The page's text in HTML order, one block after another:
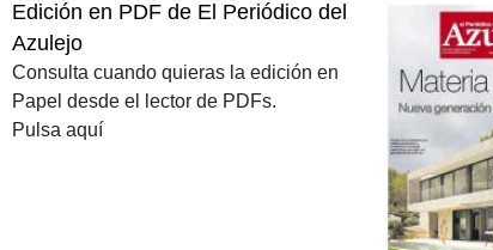
Edición en PDF de El Periódico del
Azulejo
Consulta cuando quieras la edición en
Papel desde el lector de PDFs.
Pulsa aquí